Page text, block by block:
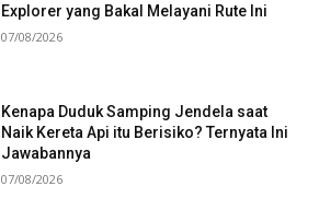
Explorer yang Bakal Melayani Rute Ini
07/08/2026
Kenapa Duduk Samping Jendela saat
Naik Kereta Api itu Berisiko? Ternyata Ini
Jawabannya
07/08/2026